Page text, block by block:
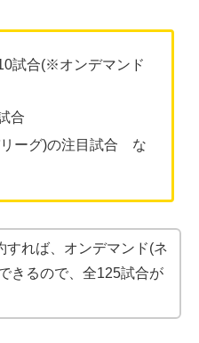
試合(※オンデマンド
合
ーグ)の注目試合 な
すれば、オンデマンド(ネ
きるので、全125試合が